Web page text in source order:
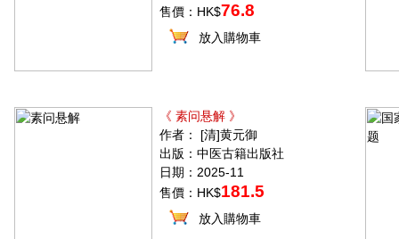
售價：HK$76.8
放入購物車
《 素问悬解 》
作者： [清]黄元御
出版：中医古籍出版社
日期：2025-11
售價：HK$181.5
放入購物車